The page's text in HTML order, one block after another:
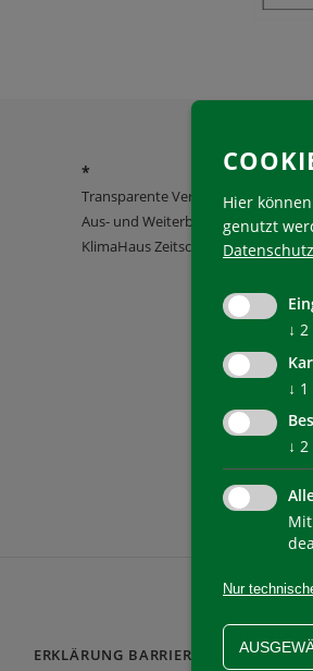
*
Transparente Verwaltung
Aus- und Weiterbildung
KlimaHaus Zeitschriften
ERKLÄRUNG BARRIEREFREIHEIT
Hier
genutzt
↓ 2
↓ 1
↓ 2
Nur